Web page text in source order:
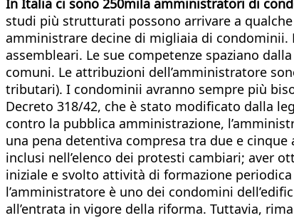
In Italia ci sono 250mila amministratori di
studi più strutturati possono arrivare a
amministrare decine di migliaia di condominii.
assembleari. Le sue competenze spaziano
comuni. Le attribuzioni dell’amministratore
tributari). I condominii avranno sempre più
Decreto 318/42, che è stato modificato dalla
contro la pubblica amministrazione,
una pena detentiva compresa tra due e
inclusi nell’elenco dei protesti cambiari; aver
iniziale e svolto attività di formazione
l’amministratore è uno dei condomini
all’entrata in vigore della riforma. Tuttavia,